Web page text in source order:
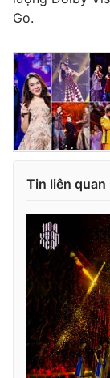
Ðiện thoại Thời
Liên hệ quảng
® Cấm sao chép
thuận bằng văn
thông tin từ
Go.
Tin liên quan